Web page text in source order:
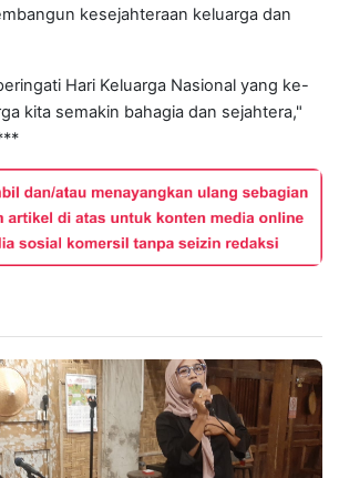
kesejahteraan keluarga dan
Hari Keluarga Nasional yang ke-
kita semakin bahagia dan sejahtera,"